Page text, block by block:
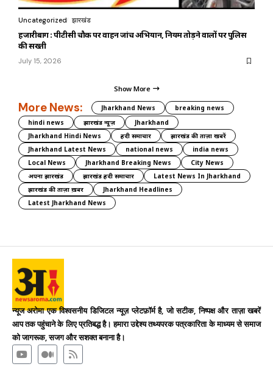
Uncategorized झारखंड
हजारीबाग : पीटीसी चौक पर वाहन जांच अभियान, नियम तोड़ने वालों पर पुलिस
की सख्ती
July 15, 2026
Show More
More News: Jharkhand News
breaking news
hindi news
झारखंड न्यूज़
Jharkhand
Jharkhand Hindi News
हिंदी समाचार
झारखंड की ताज़ा खबरें
Jharkhand Latest News
national news
india news
Local News
Jharkhand Breaking News
City News
अपना झारखंड
झारखंड हिंदी समाचार
Latest News In Jharkhand
झारखंड की ताज़ा ख़बर
Jharkhand Headlines
Latest Jharkhand News
न्यूज अरोमा एक विश्वसनीय डिजिटल न्यूज़ प्लेटफ़ॉर्म है, जो सटीक, निष्पक्ष और ताज़ा खबरें
आप तक पहुंचाने के लिए प्रतिबद्ध है। हमारा उद्देश्य तथ्यपरक पत्रकारिता के माध्यम से समाज
को जागरूक, सजग और सशक्त बनाना है।